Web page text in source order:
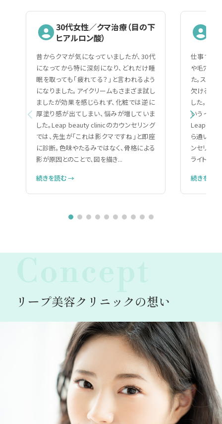
30代女性／クマ治療（目の下
ヒアルロン酸）
昔からクマが気になっていましたが、30代
になってから特に深刻になり、どれだけ睡
眠を取っても「疲れてる？」と言われるよう
になりました。アイクリームもさまざま試し
ましたが効果を感じられず、化粧では逆に
厚塗り感が出てしまい、悩みが増していま
した。Leap beauty clinicのカウンセリング
では、先生が「これは影クマですね」と即座
に診断。色味やたるみではなく、骨格による
影が原因とのことで、図を描き...
続きを読む →
仕事で人
や毛穴の
た。スキ
欠ける自
した。美
いうイメ
Leap
ら通いや
ンセリン
ライトで細
続きを読
リープ美容クリニックの想い